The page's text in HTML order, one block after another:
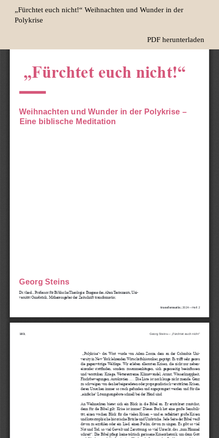
Artikeldetails
zurückkehren
„Fürchtet euch nicht!“ Weihnachten und Wunder in der
Polykrise
Herunterladen
PDF herunterladen